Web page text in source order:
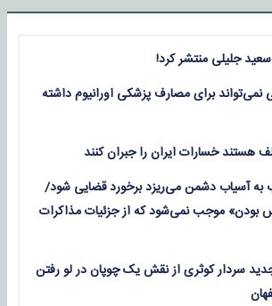
جلیلی منتشر کرد!
نمی‌تواند برای مصارف پزشکی اورانیوم داشته
به آسیاب دشمن می‌ریزد برخورد قضایی شود/
بودن» موجب نمی‌شود که از جزئیات مذاکرات
سردار کوثری از نقش یک چوپان در لو رفتن